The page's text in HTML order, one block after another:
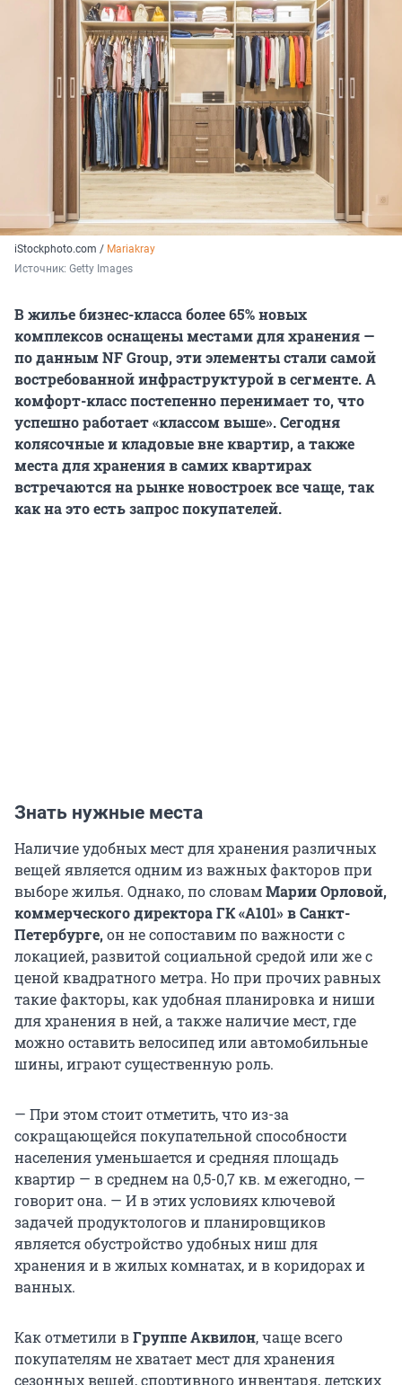
iStockphoto.com / Mariakray
Источник: Getty Images
В жилье бизнес-класса более 65% новых
комплексов оснащены местами для хранения —
по данным NF Group, эти элементы стали самой
востребованной инфраструктурой в сегменте. А
комфорт-класс постепенно перенимает то, что
успешно работает «классом выше». Сегодня
колясочные и кладовые вне квартир, а также
места для хранения в самих квартирах
встречаются на рынке новостроек все чаще, так
как на это есть запрос покупателей.
Знать нужные места
Наличие удобных мест для хранения различных
вещей является одним из важных факторов при
выборе жилья. Однако, по словамМарии Орловой,
коммерческого директора ГК «А101» в Санкт-
Петербурге,он не сопоставим по важности с
локацией, развитой социальной средой или же с
ценой квадратного метра. Но при прочих равных
такие факторы, как удобная планировка и ниши
для хранения в ней, а также наличие мест, где
можно оставить велосипед или автомобильные
шины, играют существенную роль.
— При этом стоит отметить, что из-за
сокращающейся покупательной способности
населения уменьшается и средняя площадь
квартир — в среднем на 0,5-0,7 кв. межегодно, —
говорит она. — И в этих условиях ключевой
задачей продуктологов и планировщиков
является обустройство удобных ниш для
хранения и в жилых комнатах, и в коридорах и
ванных.
Как отметили вГруппе Аквилон, чаще всего
покупателям не хватает мест для хранения
сезонных вещей, спортивного инвентаря, детских